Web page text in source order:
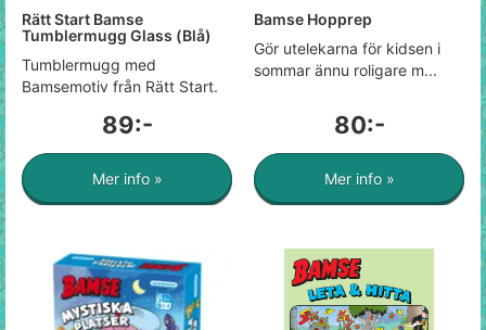
Rätt Start Bamse
Tumblermugg Glass (Blå)
Tumblermugg med
Bamsemotiv från Rätt Start.
89:-
Mer info »
Bamse Hopprep
Gör utelekarna för kidsen i
sommar ännu roligare m...
80:-
Mer info »